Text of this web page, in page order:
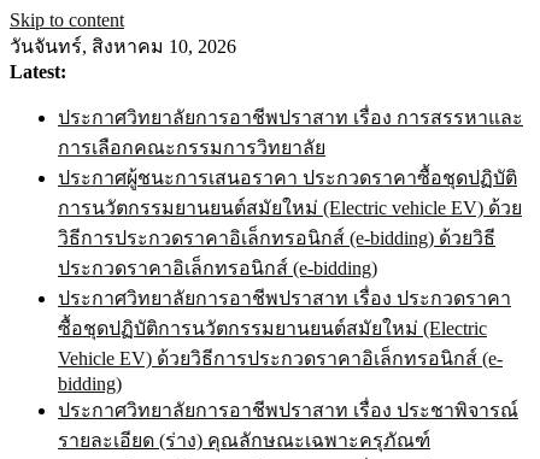
Skip to content
วันจันทร์, สิงหาคม 10, 2026
Latest:
ประกาศวิทยาลัยการอาชีพปราสาท เรื่อง การสรรหาและ
การเลือกคณะกรรมการวิทยาลัย
ประกาศผู้ชนะการเสนอราคา ประกวดราคาซื้อชุดปฏิบัติ
การนวัตกรรมยานยนต์สมัยใหม่ (Electric vehicle EV) ด้วย
วิธีการประกวดราคาอิเล็กทรอนิกส์ (e-bidding) ด้วยวิธี
ประกวดราคาอิเล็กทรอนิกส์ (e-bidding)
ประกาศวิทยาลัยการอาชีพปราสาท เรื่อง ประกวดราคา
ซื้อชุดปฏิบัติการนวัตกรรมยานยนต์สมัยใหม่ (Electric
Vehicle EV) ด้วยวิธีการประกวดราคาอิเล็กทรอนิกส์ (e-
bidding)
ประกาศวิทยาลัยการอาชีพปราสาท เรื่อง ประชาพิจารณ์
รายละเอียด (ร่าง) คุณลักษณะเฉพาะครุภัณฑ์